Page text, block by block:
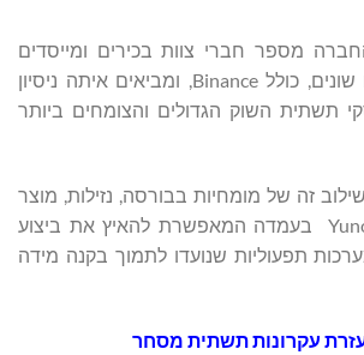
מספר חברי צוות בכירים ומייסדים
בעלי רקע בארגונים שונים, כולל Binance, ומביאים איתה ניסיון
תשתית השוק הגדולים והצומחים ביותר
זה של מומחיות בבורסה, נזילות, מוצר
וצמיחה מציב את Yuno בעמדה המאפשרת להאיץ את ביצוע
תפעוליות שנועדו לתמוך בקנה מידה
בעזרת עקרונות תשתית מסחר